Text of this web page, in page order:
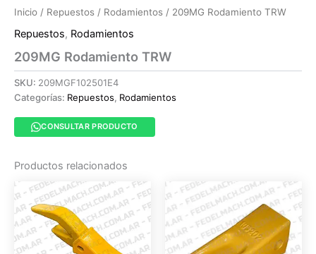
Inicio / Repuestos / Rodamientos / 209MG Rodamiento TRW
Repuestos, Rodamientos
209MG Rodamiento TRW
SKU: 209MGF102501E4
Categorías: Repuestos, Rodamientos
CONSULTAR PRODUCTO
Productos relacionados